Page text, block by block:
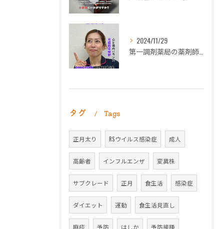
2024/11/29
タグ Tags
正月太り RSウイルス感染症 成人
高齢者 インフルエンザ 変異株
サブクレード 正月 食生活 感染症
ダイエット 運動 食生活見直し
麻疹 予防 はしか 予防接種